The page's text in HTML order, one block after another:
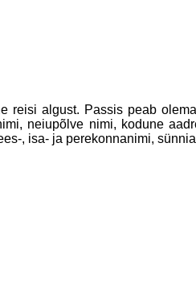
reisi algust. Passis peab
neiupõlve nimi, kodune
, isa- ja perekonnanimi,